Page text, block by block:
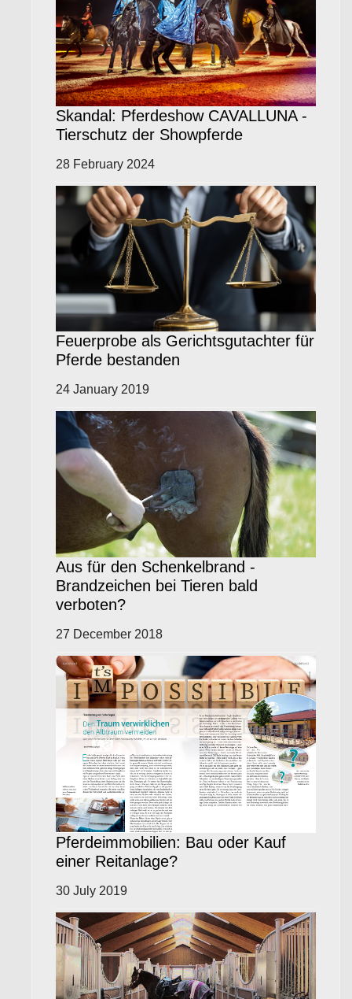
Skandal: Pferdeshow CAVALLUNA -
Tierschutz der Showpferde
28 February 2024
Feuerprobe als Gerichtsgutachter für
Pferde bestanden
24 January 2019
Aus für den Schenkelbrand -
Brandzeichen bei Tieren bald
verboten?
27 December 2018
Pferdeimmobilien: Bau oder Kauf
einer Reitanlage?
30 July 2019